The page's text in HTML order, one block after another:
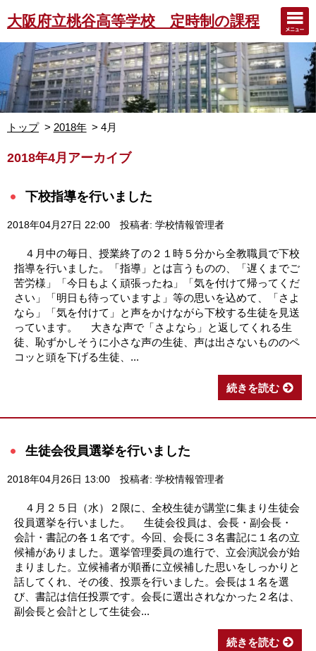
大阪府立桃谷高等学校 定時制の課程
トップ 2018年 4月
2018年4月アーカイブ
下校指導を行いました
2018年04月27日 22:00 投稿者: 学校情報管理者
４月中の毎日、授業終了の２１時５分から全教職員で下校
指導を行いました。「指導」とは言うものの、「遅くまでご
苦労様」「今日もよく頑張ったね」「気を付けて帰ってくだ
さい」「明日も待っていますよ」等の思いを込めて、「さよ
なら」「気を付けて」と声をかけながら下校する生徒を見送
っています。 大きな声で「さよなら」と返してくれる生
徒、恥ずかしそうに小さな声の生徒、声は出さないもののペ
コッと頭を下げる生徒、...
続きを読む
生徒会役員選挙を行いました
2018年04月26日 13:00 投稿者: 学校情報管理者
４月２５日（水）２限に、全校生徒が講堂に集まり生徒会
役員選挙を行いました。 生徒会役員は、会長・副会長・
会計・書記の各１名です。今回、会長に３名書記に１名の立
候補がありました。選挙管理委員の進行で、立会演説会が始
まりました。立候補者が順番に立候補した思いをしっかりと
話してくれ、その後、投票を行いました。会長は１名を選
び、書記は信任投票です。会長に選出されなかった２名は、
副会長と会計として生徒会...
続きを読む